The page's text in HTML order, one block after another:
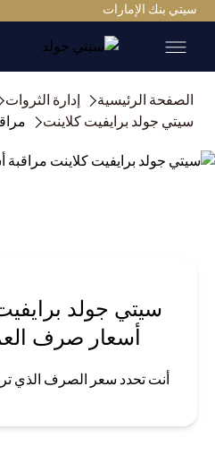
سيتي بنك الإمارات
الصفحة الرئيسية إدارة الثروات
سيتي جولد برايفيت كلاينت
سيتي جولد
أسعار صرف
أنت تحدد سعر الصرف الذي